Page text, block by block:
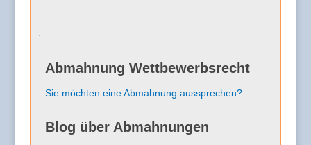
Abmahnung Wettbewerbsrecht
Sie möchten eine Abmahnung aussprechen?
Blog über Abmahnungen